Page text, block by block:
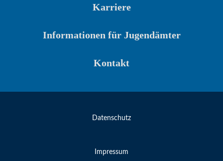
Karriere
Informationen für Jugendämter
Kontakt
Datenschutz
Impressum